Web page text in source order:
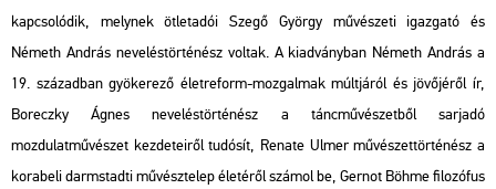
kapcsolódik, melynek ötletadói Szegő György művészeti igazgató és
Németh András neveléstörténész voltak. A kiadványban Németh András a
19. században gyökerező életreform-mozgalmak múltjáról és jövőjéről ír,
Boreczky Ágnes neveléstörténész a táncművészetből sarjadó
mozdulatművészet kezdeteiről tudósít, Renate Ulmer művészettörténész a
korabeli darmstadti művésztelep életéről számol be, Gernot Böhme filozófus